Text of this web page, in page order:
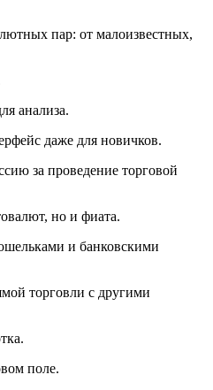
пар: от малоизвестных,
анализа.
даже для новичков.
за проведение торговой
но и фиата.
и банковскими
торговли с другими
поле.